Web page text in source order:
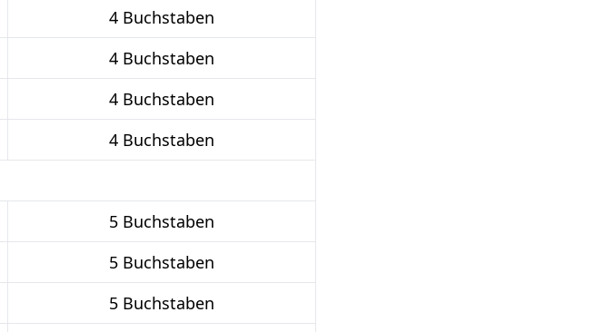
4 Buchstaben
4 Buchstaben
4 Buchstaben
4 Buchstaben
5 Buchstaben
5 Buchstaben
5 Buchstaben